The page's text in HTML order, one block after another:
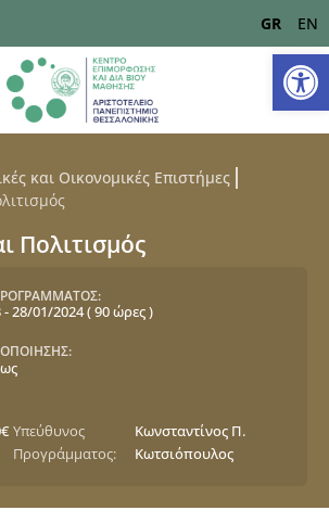
GR EN
και Οικονομικές Επιστήμες
Πολιτισμός
-28/01/2024(90 ώρες)
Υπεύθυνος
Προγράμματος:
Κωνσταντίνος Π.
Κωτσιόπουλος